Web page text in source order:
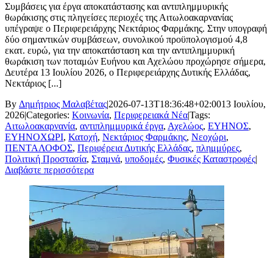
Συμβάσεις για έργα αποκατάστασης και αντιπλημμυρικής
θωράκισης στις πληγείσες περιοχές της Αιτωλοακαρνανίας
υπέγραψε ο Περιφερειάρχης Νεκτάριος Φαρμάκης. Στην υπογραφή
δύο σημαντικών συμβάσεων, συνολικού προϋπολογισμού 4,8
εκατ. ευρώ, για την αποκατάσταση και την αντιπλημμυρική
θωράκιση των ποταμών Ευήνου και Αχελώου προχώρησε σήμερα,
Δευτέρα 13 Ιουλίου 2026, ο Περιφερειάρχης Δυτικής Ελλάδας,
Νεκτάριος [...]
By Δημήτριος Μαλαβέτας|2026-07-13T18:36:48+02:0013 Ιουλίου,
2026|Categories: Κοινωνία, Περιφερειακά Νέα|Tags:
Αιτωλοακαρνανία, αντιπλημμυρικά έργα, Αχελώος, ΕΥΗΝΟΣ,
ΕΥΗΝΟΧΩΡΙ, Κατοχή, Νεκτάριος Φαρμάκης, Νεοχώρι,
ΠΕΝΤΑΛΟΦΟΣ, Περιφέρεια Δυτικής Ελλάδας, πλημμύρες,
Πολιτική Προστασία, Σταμνά, υποδομές, Φυσικές Καταστροφές|
Διαβάστε περισσότερα